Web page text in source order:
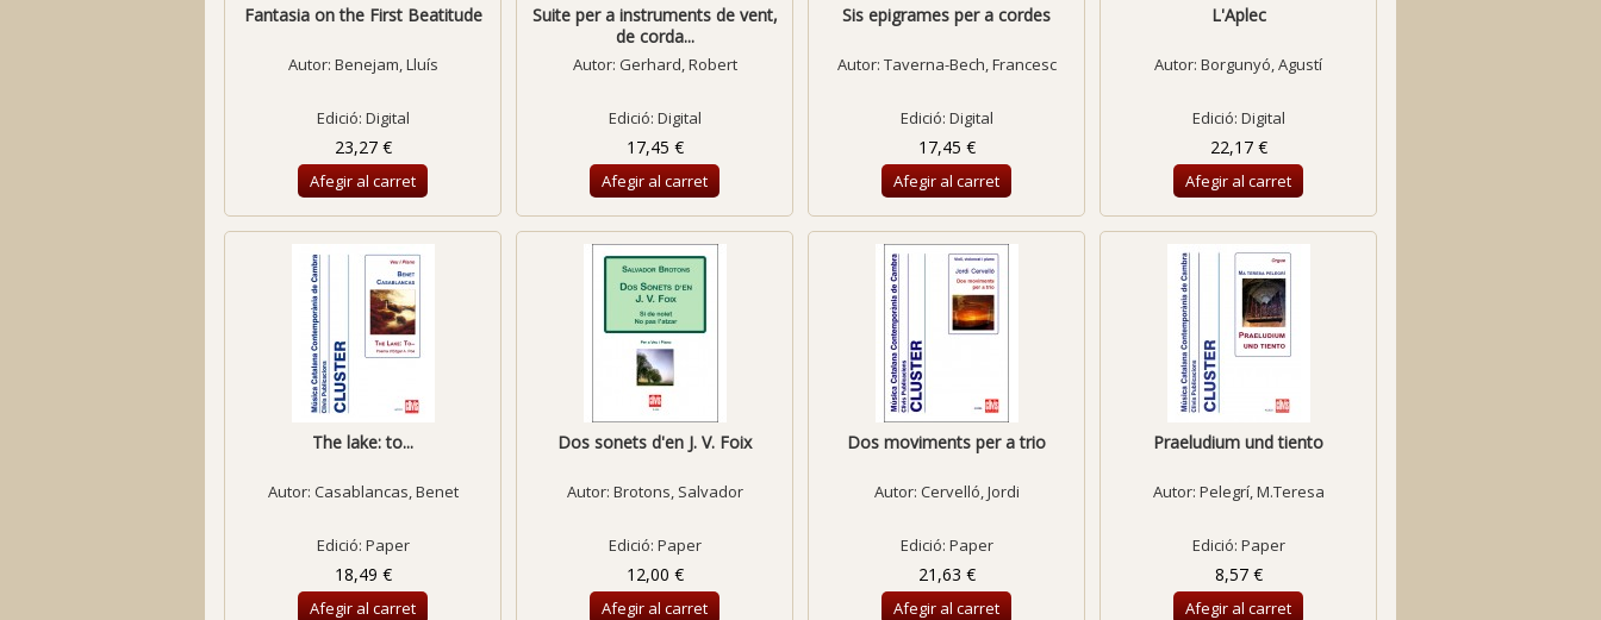
Fantasia on the First Beatitude
Autor: Benejam, Lluís
Edició: Digital
23,27 €
Afegir al carret
Suite per a instruments de vent,
de corda...
Autor: Gerhard, Robert
Edició: Digital
17,45 €
Afegir al carret
Sis epigrames per a cordes
Autor: Taverna-Bech, Francesc
Edició: Digital
17,45 €
Afegir al carret
L'Aplec
Autor: Borgunyó, Agustí
Edició: Digital
22,17 €
Afegir al carret
The lake: to...
Autor: Casablancas, Benet
Edició: Paper
18,49 €
Afegir al carret
Dos sonets d'en J. V. Foix
Autor: Brotons, Salvador
Edició: Paper
12,00 €
Afegir al carret
Dos moviments per a trio
Autor: Cervelló, Jordi
Edició: Paper
21,63 €
Afegir al carret
Praeludium und tiento
Autor: Pelegrí, M.Teresa
Edició: Paper
8,57 €
Afegir al carret